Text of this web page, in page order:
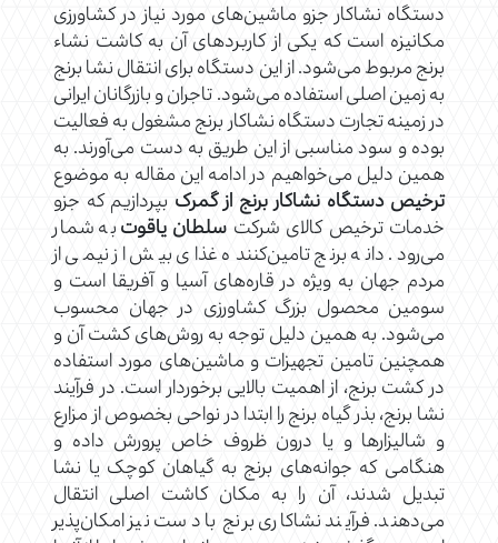
دستگاه نشاکار جزو ماشین‌های مورد نیاز در کشاورزی
مکانیزه است که یکی از کاربردهای آن به کاشت نشاء
برنج مربوط می‌شود. از این دستگاه برای انتقال نشا برنج
به زمین اصلی استفاده می‌شود. تاجران و بازرگانان ایرانی
در زمینه تجارت دستگاه نشاکار برنج مشغول به فعالیت
بوده و سود مناسبی از این طریق به دست می‌آورند. به
همین دلیل می‌خواهیم در ادامه این مقاله به موضوع
ترخیص دستگاه نشاکار برنج از گمرک بپردازیم که جزو
خدمات ترخیص کالای شرکت سلطان یاقوتبه شمار
می‌رود. دانه برنج تامین‌کننده غذای بیش از نیمی از
مردم جهان به ویژه در قاره‌های آسیا و آفریقا است و
سومین محصول بزرگ کشاورزی در جهان محسوب
می‌شود. به همین دلیل توجه به روش‌های کشت آن و
همچنین تامین تجهیزات و ماشین‌های مورد استفاده
در کشت برنج، از اهمیت بالایی برخوردار است. در فرآیند
نشا برنج، بذر گیاه برنج را ابتدا در نواحی بخصوص از مزارع
و شالیزارها و یا درون ظروف خاص پرورش داده و
هنگامی که جوانه‌های برنج به گیاهان کوچک یا نشا
تبدیل شدند، آن را به مکان کاشت اصلی انتقال
می‌دهند. فرآیند نشاکاری برنج با دست نیز امکان‌پذیر